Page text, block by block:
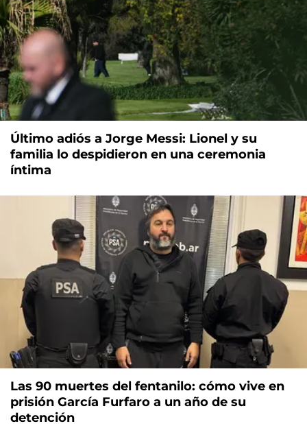
Último adiós a Jorge Messi: Lionel y su
familia lo despidieron en una ceremonia
íntima
Las 90 muertes del fentanilo: cómo vive en
prisión García Furfaro a un año de su
detención